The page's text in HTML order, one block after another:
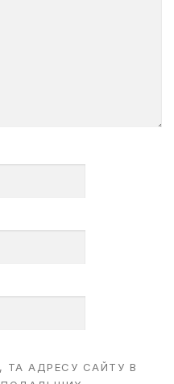
ТА АДРЕСУ САЙТУ В